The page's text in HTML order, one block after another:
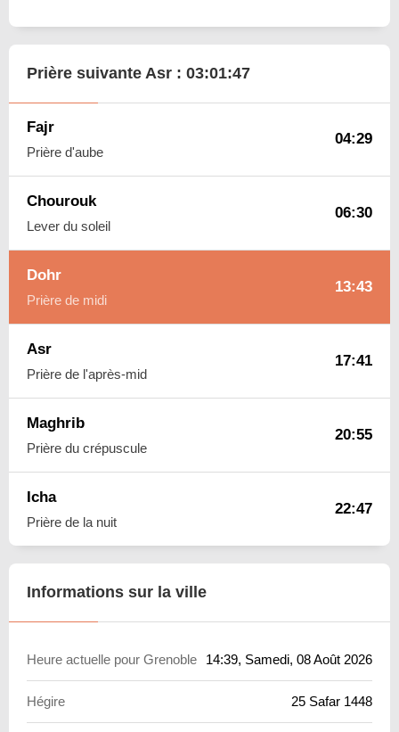
Prière suivante Asr : 03:01:46
Fajr
Prière d'aube
04:29
Chourouk
Lever du soleil
06:30
Dohr
Prière de midi
13:43
Asr
Prière de l'après-mid
17:41
Maghrib
Prière du crépuscule
20:55
Icha
Prière de la nuit
22:47
Informations sur la ville
Heure actuelle pour Grenoble 14:39, Samedi, 08 Août 2026
Hégire 25 Safar 1448